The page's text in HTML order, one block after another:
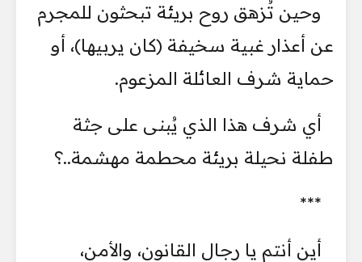
وحين تُزهق روح بريئة تبحثون للمجرم
عن أعذار غبية سخيفة (كان يربيها)، أو
حماية شرف العائلة المزعوم.
أي شرف هذا الذي يُبنى على جثة
طفلة نحيلة بريئة محطمة مهشمة..؟
***
أين أنتم يا رجال القانون، والأمن،